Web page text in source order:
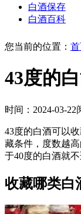
白酒保存
白酒百科
您当前的位置：
43度的
时间：2024-03-22
43度的白酒可以
藏条件，度数越
于40度的白酒就不
收藏哪类白